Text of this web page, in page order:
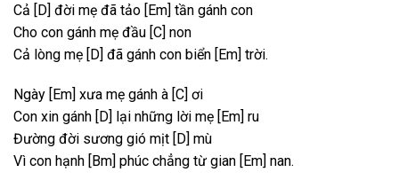
Cả [D] đời mẹ đã tảo [Em] tần gánh con
Cho con gánh mẹ đầu [C] non
Cả lòng mẹ [D] đã gánh con biển [Em] trời.
Ngày [Em] xưa mẹ gánh à [C] ơi
Con xin gánh [D] lại những lời mẹ [Em] ru
Đường đời sương gió mịt [D] mù
Vì con hạnh [Bm] phúc chẳng từ gian [Em] nan.